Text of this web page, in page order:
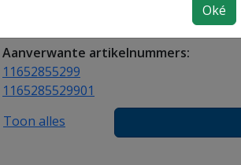
Oké
2 jaar fabrieksgarantie op
Aanverwante artikelnummers:
11652855299
1165285529901
Toon alles